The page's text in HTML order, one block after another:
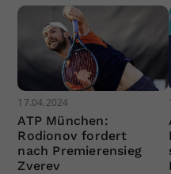
17.04.2024
ATP München:
Rodionov fordert
nach Premierensieg
Zverev